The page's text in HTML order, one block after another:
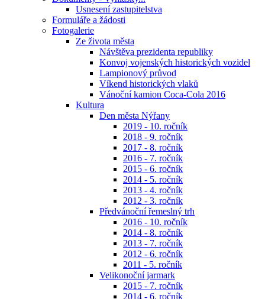
Usnesení zastupitelstva
Formuláře a žádosti
Fotogalerie
Ze života města
Návštěva prezidenta republiky
Konvoj vojenských historických vozidel
Lampionový průvod
Víkend historických vlaků
Vánoční kamion Coca-Cola 2016
Kultura
Den města Nýřany
2019 - 10. ročník
2018 - 9. ročník
2017 - 8. ročník
2016 - 7. ročník
2015 - 6. ročník
2014 - 5. ročník
2013 - 4. ročník
2012 - 3. ročník
Předvánoční řemeslný trh
2016 - 10. ročník
2014 - 8. ročník
2013 - 7. ročník
2012 - 6. ročník
2011 - 5. ročník
Velikonoční jarmark
2015 - 7. ročník
2014 - 6. ročník